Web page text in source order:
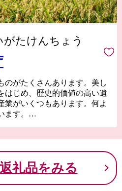
たけんちょう
のがたくさんあります。美し
はじめ、歴史的価値の高い遺
業がいくつもあります。何よ
ます。
が、明治初期には人口全国1位
した農業をはじめ、工業、商
潟県を支えています。
をふるさと納税を通じて知っ
礼品をみる